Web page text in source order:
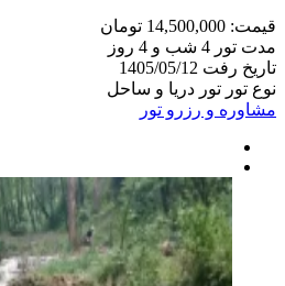
قیمت: 14,500,000 تومان
مدت تور 4 شب و 4 روز
تاریخ رفت 1405/05/12
نوع تور تور دریا و ساحل
مشاوره و رزرو تور